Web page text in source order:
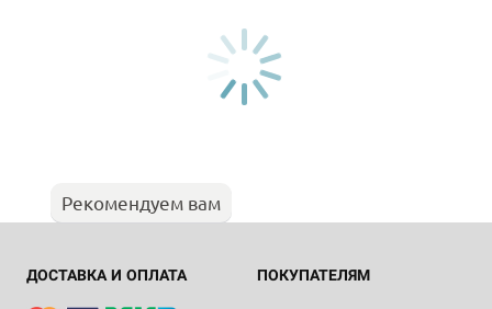
Рекомендуем вам
ДОСТАВКА И ОПЛАТА ПОКУПАТЕЛЯМ